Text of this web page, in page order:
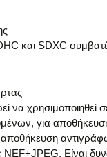
και SDXC
να χρησιμοποιηθεί
για
NEF+JPEG. Είναι